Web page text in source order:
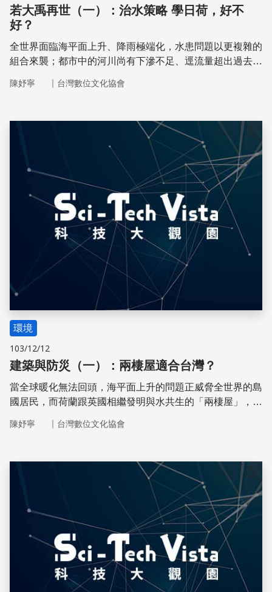
若大禹再世（一）：治水策略 學日荷，好不
好？
全世界面臨海平面上升、降雨極端化，水患問題以更複雜的
組合來襲；都市中的河川尚有下滲不足、逕流量超出過去下
「還地於河」的覺悟；我們的鄰居日本則為了因應都市化飽
治水對策」。他國案例之中是否有值得台灣借鏡之處？從台
灣的水文特質看水利工程的發展，背後有哪些成因及脈絡？
水利署河川海岸組的蔡孟元組長，從水利工程的角度提出說
明，解釋臺灣的河川治理現況和可向國外借鏡之處，讓我們
更有憑有本可思索我們理想中的「未來防災城市」的可能性
陳妤寧 ｜ 台灣數位文化協會
儲存
環境
103/12/12
建築與防災（一）：兩棲屋適合台灣？
當全球暖化無法回頭，海平面上升的問題正威脅全世界的島
國居民，而荷蘭跟英國相繼發明與水共生的「兩棲屋」，引
地區，是否有引進這項發明的可能？台灣的建築技術，有可
系的王价巨老師，和我們分享他對於國內外防洪建築以及各
陳妤寧 ｜ 台灣數位文化協會
儲存